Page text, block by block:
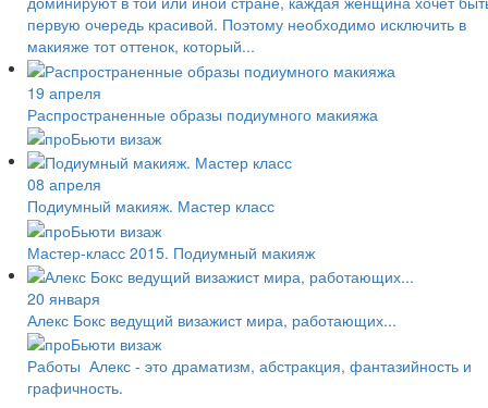
первую очередь красивой. Поэтому необходимо исключить в
макияже тот оттенок, который...
19 апреля
Распространенные образы подиумного макияжа
08 апреля
Подиумный макияж. Мастер класс
Мастер-класс 2015. Подиумный макияж
20 января
Алекс Бокс ведущий визажист мира, работающих...
Работы Алекс - это драматизм, абстракция, фантазийность и
графичность.